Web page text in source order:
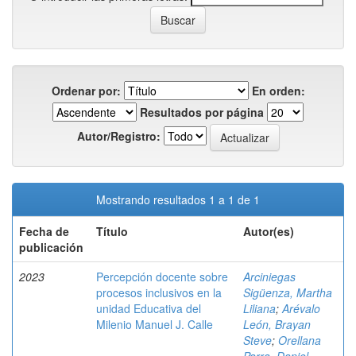
Ordenar por:
En orden:
Resultados por página
Autor/Registro:
Mostrando resultados 1 a 1 de 1
Fecha de
publicación
Título Autor(es)
2023
Percepción docente sobre
procesos inclusivos en la
unidad Educativa del
Milenio Manuel J. Calle
Arciniegas
Sigüenza, Martha
Liliana;Arévalo
León, Brayan
Steve; Orellana